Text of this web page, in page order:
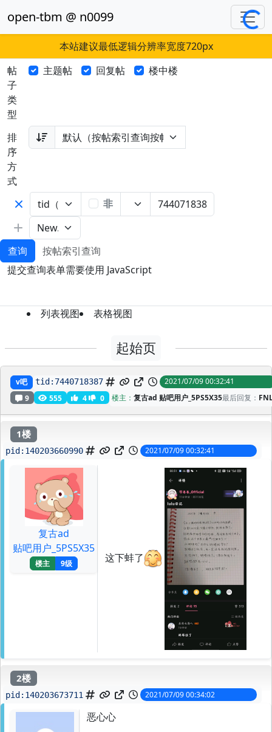
open-tbm @ n0099
本站建议最低逻辑分辨率宽度720px
Loading...
帖
子
类
型
主题帖 回复帖 楼中楼
排
序
方
式
非
查询
按帖索引查询
提交查询表单需要使用 JavaScript
列表视图 表格视图
起始页
v吧 这下蚌了
tid: 7440718387
2021/07/09 00:32:41
9
555 4 0 楼主：复古ad 贴吧用户_5PS5X35最后回复：
1楼
pid: 140203660990 2021/07/09 00:32:41
复古ad
贴吧用户_5PS5X35
楼主 9级 这下蚌了
2楼
pid: 140203673711 2021/07/09 00:34:02
恶心心